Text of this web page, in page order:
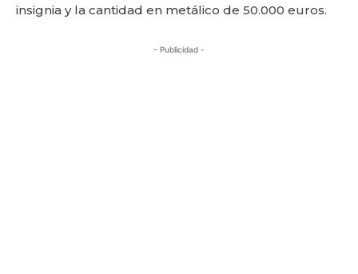
insignia y la cantidad en metálico de 50.000 euros.
- Publicidad -